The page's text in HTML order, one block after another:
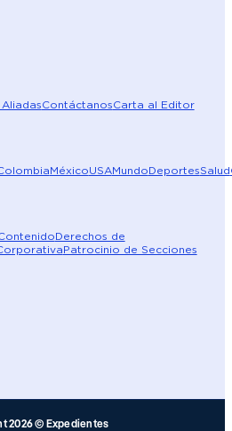
ContáctanosCarta al Editor
MéxicoUSAMundoDeportesSalud
Derechos de
Patrocinio de Secciones
2026 © Expedientes